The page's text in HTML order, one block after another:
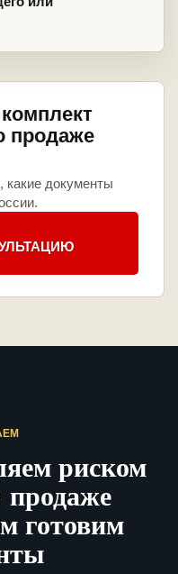
продаже
документы
риском
готовим